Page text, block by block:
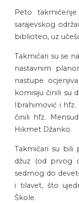
Peto
sarajevskog
biblioteci, uz
Takmičari su se
nastavnim
nastupe
komisiju činili su
Ibrahimović i hfz.
činili hfz.
Hikmet Džanko.
Takmičari su bili
džuz (od prvog
sedmog do
i tilavet, što
Škole.